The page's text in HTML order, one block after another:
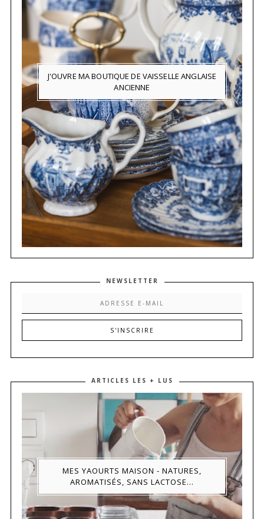
J'OUVRE MA BOUTIQUE DE VAISSELLE ANGLAISE
ANCIENNE
NEWSLETTER
ARTICLES LES + LUS
MES YAOURTS MAISON - NATURES,
AROMATISÉS, SANS LACTOSE...